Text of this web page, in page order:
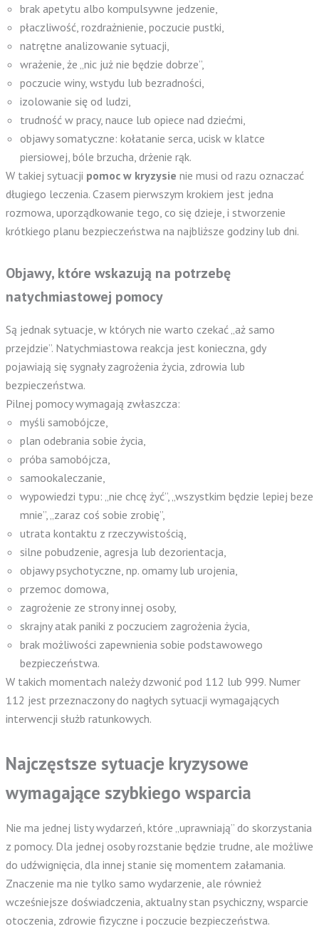
brak apetytu albo kompulsywne jedzenie,
płaczliwość, rozdrażnienie, poczucie pustki,
natrętne analizowanie sytuacji,
wrażenie, że „nic już nie będzie dobrze”,
poczucie winy, wstydu lub bezradności,
izolowanie się od ludzi,
trudność w pracy, nauce lub opiece nad dziećmi,
objawy somatyczne: kołatanie serca, ucisk w klatce
piersiowej, bóle brzucha, drżenie rąk.
W takiej sytuacji pomoc w kryzysie nie musi od razu oznaczać
długiego leczenia. Czasem pierwszym krokiem jest jedna
rozmowa, uporządkowanie tego, co się dzieje, i stworzenie
krótkiego planu bezpieczeństwa na najbliższe godziny lub dni.
Objawy, które wskazują na potrzebę
natychmiastowej pomocy
Są jednak sytuacje, w których nie warto czekać „aż samo
przejdzie”. Natychmiastowa reakcja jest konieczna, gdy
pojawiają się sygnały zagrożenia życia, zdrowia lub
bezpieczeństwa.
Pilnej pomocy wymagają zwłaszcza:
myśli samobójcze,
plan odebrania sobie życia,
próba samobójcza,
samookaleczanie,
wypowiedzi typu: „nie chcę żyć”, „wszystkim będzie lepiej beze
mnie”, „zaraz coś sobie zrobię”,
utrata kontaktu z rzeczywistością,
silne pobudzenie, agresja lub dezorientacja,
objawy psychotyczne, np. omamy lub urojenia,
przemoc domowa,
zagrożenie ze strony innej osoby,
skrajny atak paniki z poczuciem zagrożenia życia,
brak możliwości zapewnienia sobie podstawowego
bezpieczeństwa.
W takich momentach należy dzwonić pod 112 lub 999. Numer
112 jest przeznaczony do nagłych sytuacji wymagających
interwencji służb ratunkowych.
Najczęstsze sytuacje kryzysowe
wymagające szybkiego wsparcia
Nie ma jednej listy wydarzeń, które „uprawniają” do skorzystania
z pomocy. Dla jednej osoby rozstanie będzie trudne, ale możliwe
do udźwignięcia, dla innej stanie się momentem załamania.
Znaczenie ma nie tylko samo wydarzenie, ale również
wcześniejsze doświadczenia, aktualny stan psychiczny, wsparcie
otoczenia, zdrowie fizyczne i poczucie bezpieczeństwa.